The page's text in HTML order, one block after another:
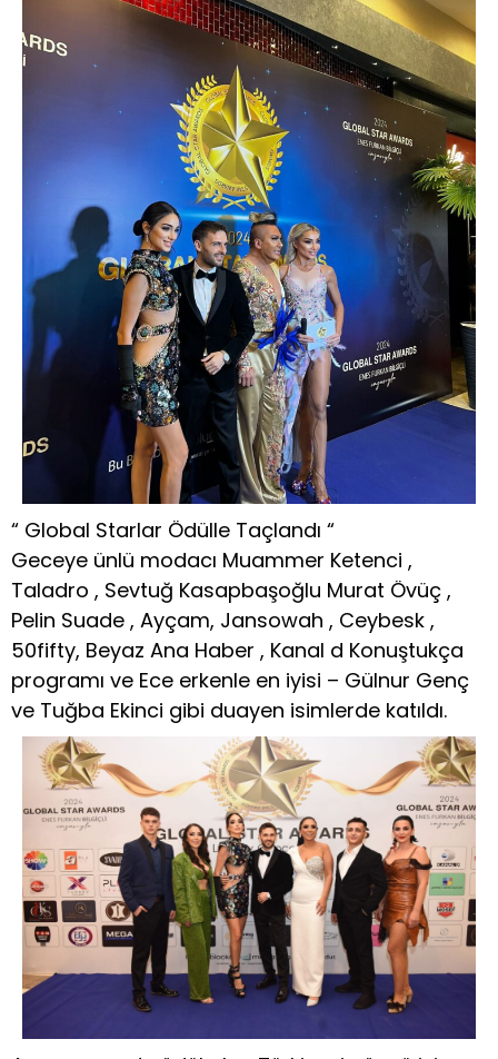
“ Global Starlar Ödülle Taçlandı “
Geceye ünlü modacı Muammer Ketenci ,
Taladro , Sevtuğ Kasapbaşoğlu Murat Övüç ,
Pelin Suade , Ayçam, Jansowah , Ceybesk ,
50fifty, Beyaz Ana Haber , Kanal d Konuştukça
programı ve Ece erkenle en iyisi – Gülnur Genç
ve Tuğba Ekinci gibi duayen isimlerde katıldı.